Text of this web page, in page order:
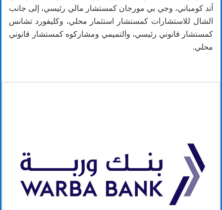
آند كومباني، وجي بي مورجان كمستشار مالي رئيسي، إلى جانب
الشال للاستشارات كمستشار استثمار محلي، وكليفورد تشانس
كمستشار قانوني رئيسي، والتميمي ومشاركوه كمستشار قانوني
محلي.